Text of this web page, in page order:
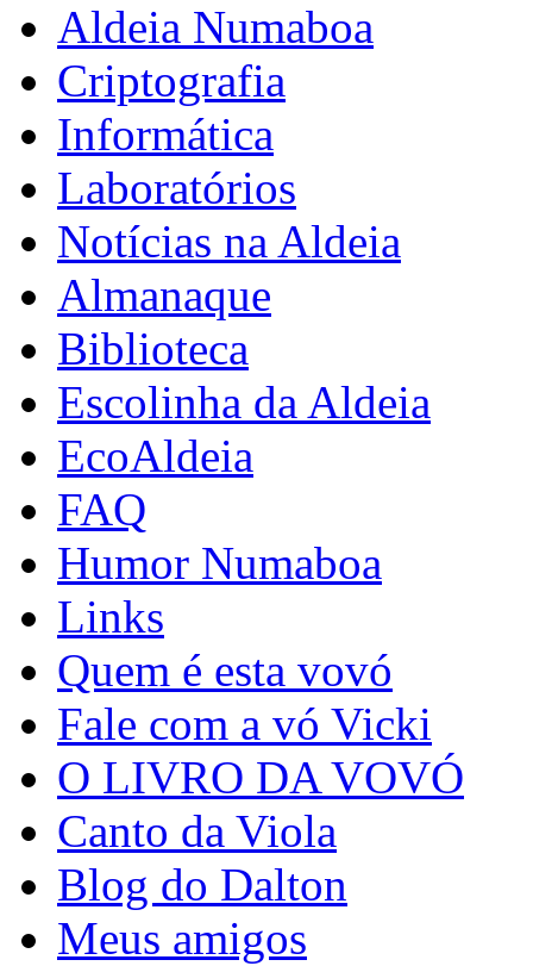
Aldeia Numaboa
Criptografia
Informática
Laboratórios
Notícias na Aldeia
Almanaque
Biblioteca
Escolinha da Aldeia
EcoAldeia
FAQ
Humor Numaboa
Links
Quem é esta vovó
Fale com a vó Vicki
O LIVRO DA VOVÓ
Canto da Viola
Blog do Dalton
Meus amigos